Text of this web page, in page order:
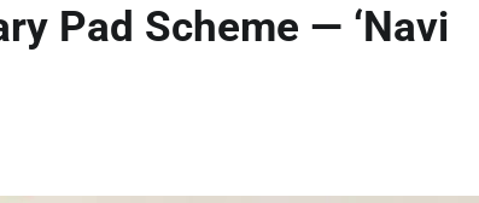
Pad Scheme — ‘Navi